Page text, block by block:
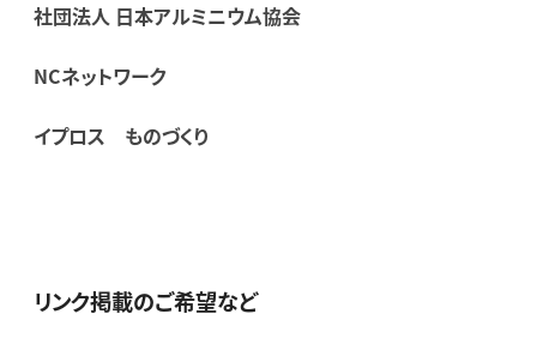
社団法人 日本アルミニウム協会
NCネットワーク
イプロス ものづくり
リンク掲載のご希望など